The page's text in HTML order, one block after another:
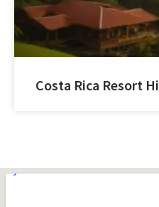
Costa Rica Resort